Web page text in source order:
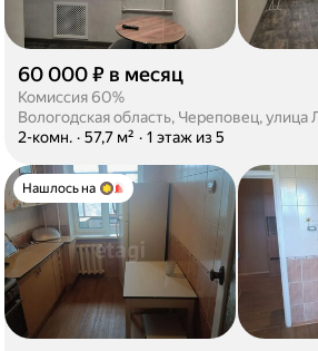
60 000 ₽ в месяц
Комиссия 60%
Вологодская область, Череповец, улица
2-комн. · 57,7 м² · 1 этаж из 5
Нашлось на